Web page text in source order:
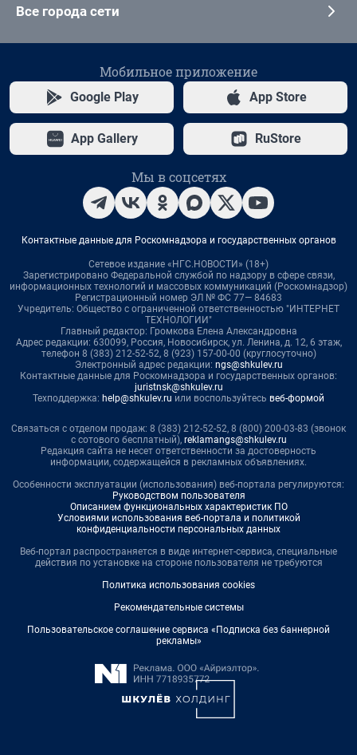
Все города сети
Мобильное приложение
Google Play App Store
App Gallery RuStore
Мы в соцсетях
Контактные данные для Роскомнадзора и государственных органов
Сетевое издание «НГС.НОВОСТИ» (18+)
Зарегистрировано Федеральной службой по надзору в сфере связи,
информационных технологий и массовых коммуникаций (Роскомнадзор)
Регистрационный номер ЭЛ № ФС 77— 84683
Учредитель: Общество с ограниченной ответственностью "ИНТЕРНЕТ
ТЕХНОЛОГИИ"
Главный редактор: Громкова Елена Александровна
Адрес редакции: 630099, Россия, Новосибирск, ул. Ленина, д. 12, 6 этаж,
телефон 8 (383) 212-52-52, 8 (923) 157-00-00 (круглосуточно)
Электронный адрес редакции: ngs@shkulev.ru
Контактные данные для Роскомнадзора и государственных органов:
juristnsk@shkulev.ru
Техподдержка: help@shkulev.ru или воспользуйтесь веб-формой
Связаться с отделом продаж: 8 (383) 212-52-52, 8 (800) 200-03-83 (звонок
с сотового бесплатный), reklamangs@shkulev.ru
Редакция сайта не несет ответственности за достоверность
информации, содержащейся в рекламных объявлениях.
Особенности эксплуатации (использования) веб-портала регулируются:
Руководством пользователя
Описанием функциональных характеристик ПО
Условиями использования веб-портала и политикой
конфиденциальности персональных данных
Веб-портал распространяется в виде интернет-сервиса, специальные
действия по установке на стороне пользователя не требуются
Политика использования cookies
Рекомендательные системы
Пользовательское соглашение сервиса «Подписка без баннерной
рекламы»